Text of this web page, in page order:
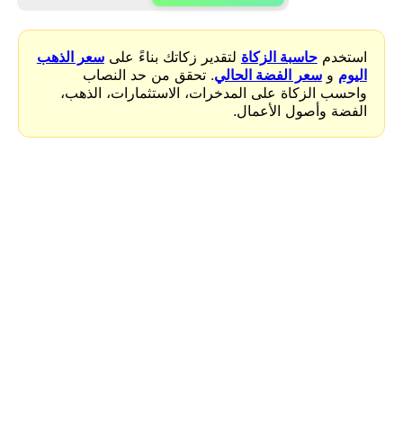
استخدمحاسبة الزكاة لتقدير زكاتك بناءً علىسعر الذهب
اليوم وسعر الفضة الحالي. تحقق من حد النصاب
واحسب الزكاة على المدخرات، الاستثمارات، الذهب،
الفضة وأصول الأعمال.